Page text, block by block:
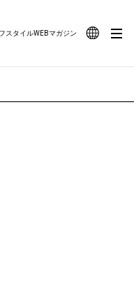
スタイルWEBマガジン